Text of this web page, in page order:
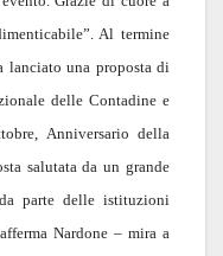
Al termine
lanciato una proposta di
delle Contadine e
Anniversario della
salutata da un grande
parte delle istituzioni
Nardone – mira a